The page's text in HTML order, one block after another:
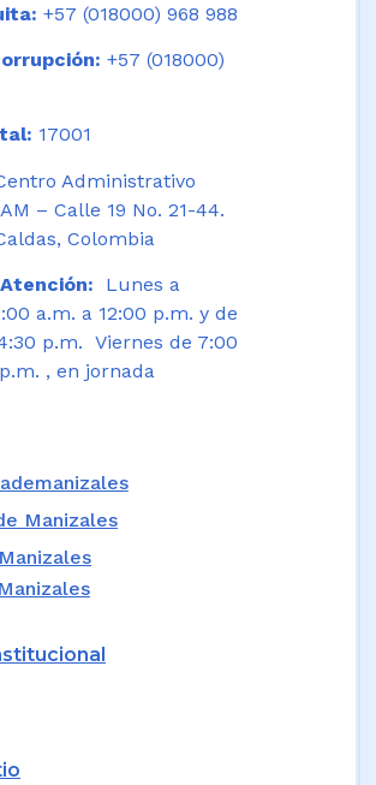
+57 (018000) 968 988
+57 (018000)
17001
Administrativo
– Calle 19 No. 21-44.
Colombia
Lunes a
a.m. a 12:00 p.m. y de
p.m. Viernes de 7:00
, en jornada
Manizales